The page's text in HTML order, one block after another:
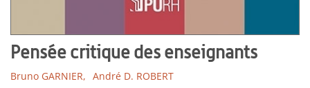
Pensée critique des enseignants
Bruno GARNIER, André D. ROBERT